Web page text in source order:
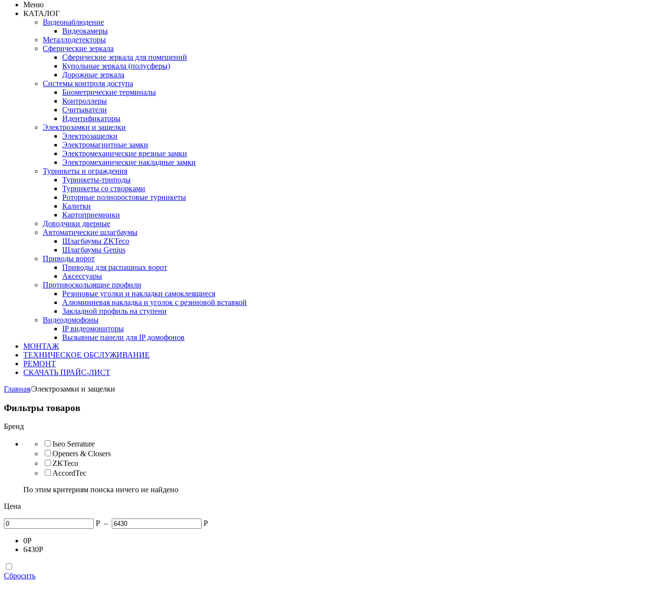
Меню
КАТАЛОГ
Видеонаблюдение
Видеокамеры
Металлодетекторы
Сферические зеркала
Сферические зеркала для помещений
Купольные зеркала (полусферы)
Дорожные зеркала
Системы контроля доступа
Биометрические терминалы
Контроллеры
Считыватели
Идентификаторы
Электрозамки и защелки
Электрозащелки
Электромагнитные замки
Электромеханические врезные замки
Электромеханические накладные замки
Турникеты и ограждения
Турникеты-триподы
Турникеты со створками
Роторные полноростовые турникеты
Калитки
Картоприемники
Доводчики дверные
Автоматические шлагбаумы
Шлагбаумы ZKTeco
Шлагбаумы Genius
Приводы ворот
Приводы для распашных ворот
Аксессуары
Противоскользящие профили
Резиновые уголки и накладки самоклеящиеся
Алюминиевая накладка и уголок с резиновой вставкой
Закладной профиль на ступени
Видеодомофоны
IP видеомониторы
Вызывные панели для IP домофонов
МОНТАЖ
ТЕХНИЧЕСКОЕ ОБСЛУЖИВАНИЕ
РЕМОНТ
СКАЧАТЬ ПРАЙС-ЛИСТ
Главная/Электрозамки и защелки
Фильтры товаров
Бренд
Iseo Serrature
Openers & Closers
ZKTeco
AccordTec
По этим критериям поиска ничего не найдено
Цена
Р – Р
0Р
6430Р
Сбросить